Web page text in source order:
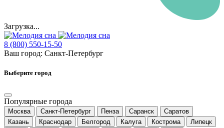
Загрузка...
8 (800) 550-15-50
Ваш город: Санкт-Петербург
Выберите город
Популярные города
Москва Санкт-Петербург Пенза Саранск
Саратов
Казань
Краснодар Белгород Калуга Кострома
Липецк